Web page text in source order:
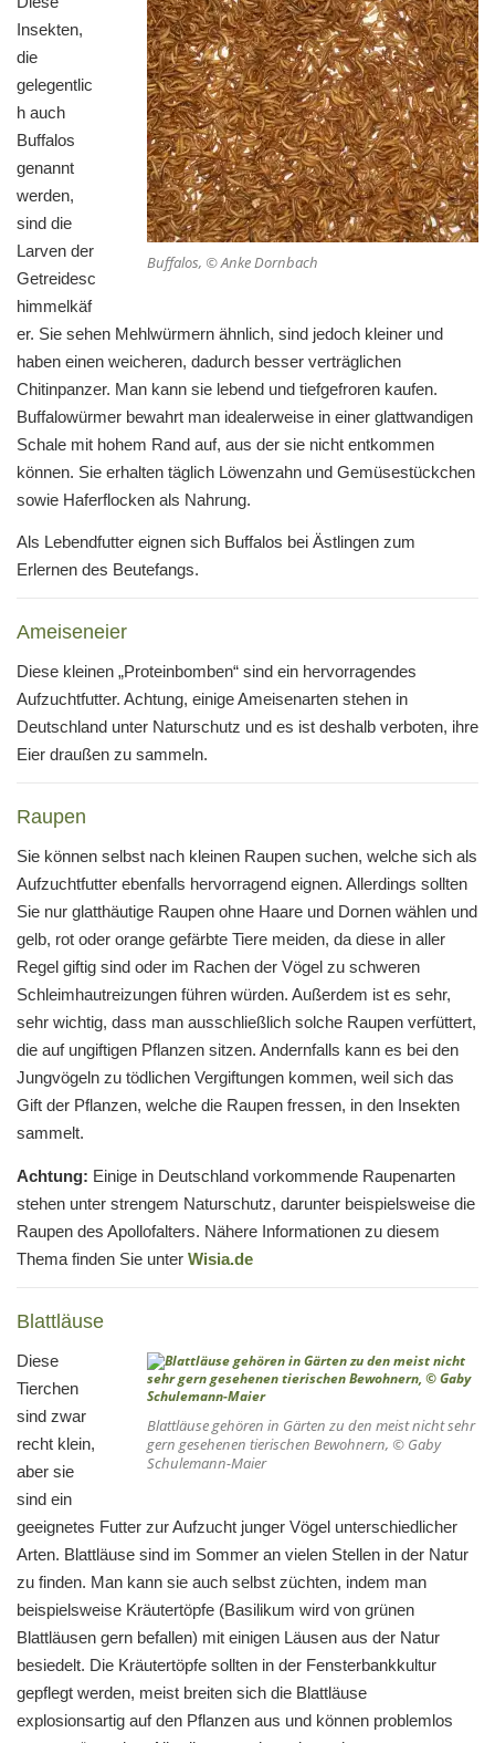
Buffalos, © Anke Dornbach
Insekten,
die
gelegentlic
h auch
Buffalos
genannt
werden,
sind die
Larven der
Getreidesc
himmelkäf
er. Sie sehen Mehlwürmern ähnlich, sind jedoch kleiner und
haben einen weicheren, dadurch besser verträglichen
Chitinpanzer. Man kann sie lebend und tiefgefroren kaufen.
Buffalowürmer bewahrt man idealerweise in einer glattwandigen
Schale mit hohem Rand auf, aus der sie nicht entkommen
können. Sie erhalten täglich Löwenzahn und Gemüsestückchen
sowie Haferflocken als Nahrung.
Als Lebendfutter eignen sich Buffalos bei Ästlingen zum
Erlernen des Beutefangs.
Ameiseneier
Diese kleinen „Proteinbomben“ sind ein hervorragendes
Aufzuchtfutter. Achtung, einige Ameisenarten stehen in
Deutschland unter Naturschutz und es ist deshalb verboten, ihre
Eier draußen zu sammeln.
Raupen
Sie können selbst nach kleinen Raupen suchen, welche sich als
Aufzuchtfutter ebenfalls hervorragend eignen. Allerdings sollten
Sie nur glatthäutige Raupen ohne Haare und Dornen wählen und
gelb, rot oder orange gefärbte Tiere meiden, da diese in aller
Regel giftig sind oder im Rachen der Vögel zu schweren
Schleimhautreizungen führen würden. Außerdem ist es sehr,
sehr wichtig, dass man ausschließlich solche Raupen verfüttert,
die auf ungiftigen Pflanzen sitzen. Andernfalls kann es bei den
Jungvögeln zu tödlichen Vergiftungen kommen, weil sich das
Gift der Pflanzen, welche die Raupen fressen, in den Insekten
sammelt.
Achtung: Einige in Deutschland vorkommende Raupenarten
stehen unter strengem Naturschutz, darunter beispielsweise die
Raupen des Apollofalters. Nähere Informationen zu diesem
Thema finden Sie unter Wisia.de
Blattläuse
Blattläuse gehören in Gärten zu den meist nicht sehr
gern gesehenen tierischen Bewohnern, © Gaby
Schulemann-Maier
Diese
Tierchen
sind zwar
recht klein,
aber sie
sind ein
geeignetes Futter zur Aufzucht junger Vögel unterschiedlicher
Arten. Blattläuse sind im Sommer an vielen Stellen in der Natur
zu finden. Man kann sie auch selbst züchten, indem man
beispielsweise Kräutertöpfe (Basilikum wird von grünen
Blattläusen gern befallen) mit einigen Läusen aus der Natur
besiedelt. Die Kräutertöpfe sollten in der Fensterbankkultur
gepflegt werden, meist breiten sich die Blattläuse
explosionsartig auf den Pflanzen aus und können problemlos